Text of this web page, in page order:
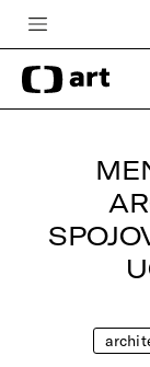
Česká televize
Zpravodajství
TV program